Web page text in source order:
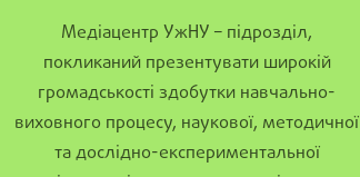
Медіацентр УжНУ – підрозділ,
покликаний презентувати широкій
громадськості здобутки навчально-
виховного процесу, наукової, методичної
та дослідно-експериментальної